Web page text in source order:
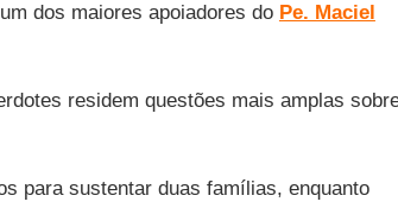
dos maiores apoiadores do Pe. Maciel
residem questões mais amplas
para sustentar duas famílias, enquanto